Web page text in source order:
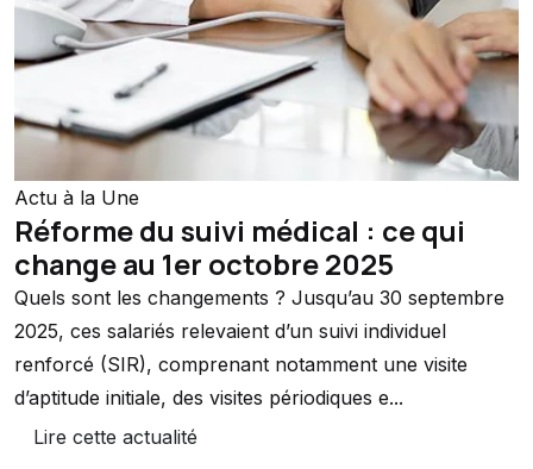
Actu à la Une
Réforme du suivi médical : ce qui
change au 1er octobre 2025
Quels sont les changements ? Jusqu’au 30 septembre
2025, ces salariés relevaient d’un suivi individuel
renforcé (SIR), comprenant notamment une visite
d’aptitude initiale, des visites périodiques e...
Lire cette actualité